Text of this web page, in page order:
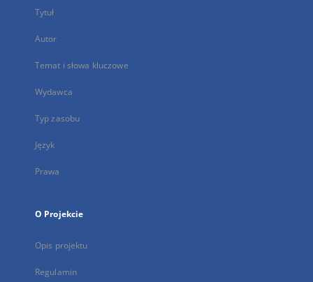
Tytuł
Autor
Temat i słowa kluczowe
Wydawca
Typ zasobu
Język
Prawa
O Projekcie
Opis projektu
Regulamin